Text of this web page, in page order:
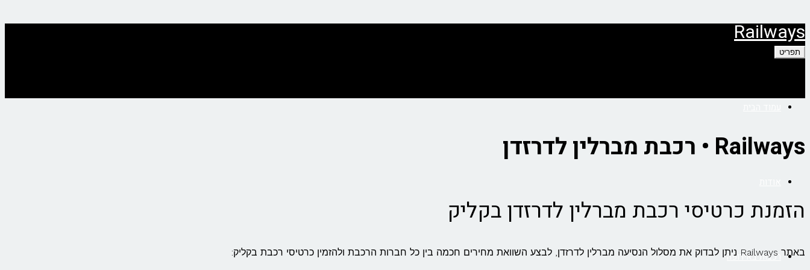
לתוכן
Railways
תפריט
רכבות באירופה
Railways • רכבת מברלין לדרזדן
הזמנת כרטיסי רכבת מברלין לדרזדן בקליק
באתר Railways ניתן לבדוק את מסלול הנסיעה מברלין לדרזדן, לבצע השוואת מחירים חכמה בין כל חברות הרכבת ולהזמין כרטיסי רכבת בקליק: